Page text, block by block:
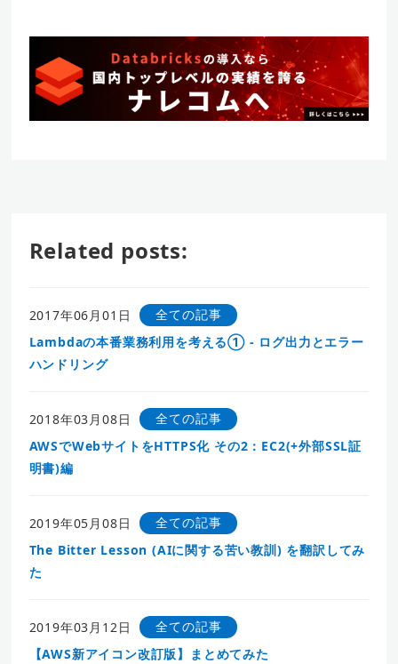
Related posts:
2017年06月01日
全ての記事
Lambdaの本番業務利用を考える① - ログ出力とエラー
ハンドリング
2018年03月08日
全ての記事
AWSでWebサイトをHTTPS化 その2：EC2(+外部SSL証
明書)編
2019年05月08日
全ての記事
The Bitter Lesson (AIに関する苦い教訓) を翻訳してみ
た
2019年03月12日
全ての記事
【AWS新アイコン改訂版】まとめてみた